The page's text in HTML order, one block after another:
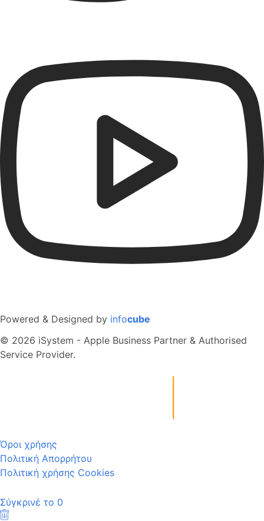
Powered & Designed by infocube
© 2026 iSystem - Apple Business Partner & Authorised
Service Provider.
Όροι χρήσης
Πολιτική Απορρήτου
Πολιτική χρήσης Cookies
Σύγκρινέ το 0
Καθαρισμός